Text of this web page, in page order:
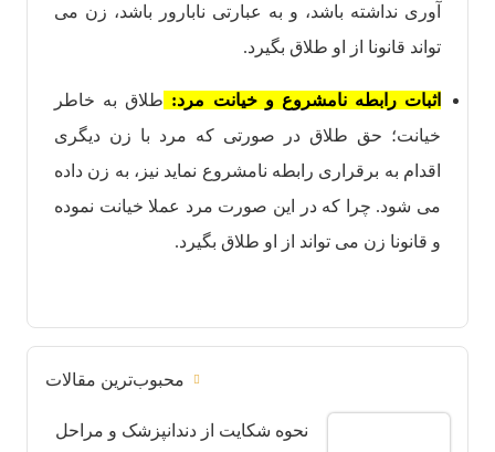
آوری نداشته باشد، و به عبارتی نابارور باشد، زن می
تواند قانونا از او طلاق بگیرد.
اثبات رابطه نامشروع و خیانت مرد: طلاق به خاطر
خیانت؛ حق طلاق در صورتی که مرد با زن دیگری
اقدام به برقراری رابطه نامشروع نماید نیز، به زن داده
می شود. چرا که در این صورت مرد عملا خیانت نموده
و قانونا زن می تواند از او طلاق بگیرد.
محبوب‌ترین مقالات
نحوه شکایت از دندانپزشک و مراحل